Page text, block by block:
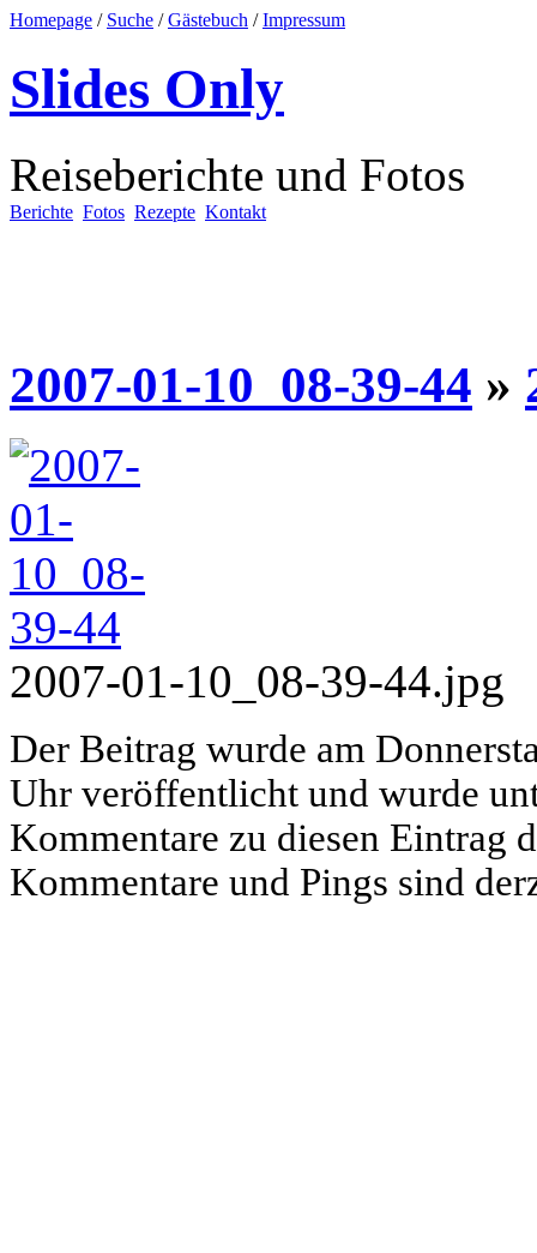
Homepage / Suche /Gästebuch /Impressum
Slides Only
Reiseberichte und Fotos
Berichte Fotos Rezepte Kontakt
2007-01-10_08-39-44 »
2007-01-10_08-39-44.jpg
Der Beitrag wurde am
Uhr veröffentlicht und wurde
Kommentare zu diesen Eintrag
Kommentare und Pings sind